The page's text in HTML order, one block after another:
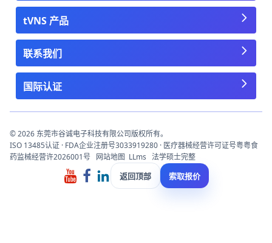
tVNS 产品
联系我们
国际认证
© 2026 东莞市谷诚电子科技有限公司版权所有。
ISO 13485认证 · FDA企业注册号3033919280 · 医疗器械经营许可证号粤粤食
药监械经营许2026001号 网站地图 LLms 法学硕士完整
返回顶部 索取报价